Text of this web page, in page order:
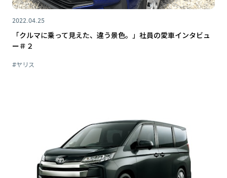
2022.04.25
「クルマに乗って見えた、違う景色。」社員の愛車インタビュ
ー＃２
#ヤリス